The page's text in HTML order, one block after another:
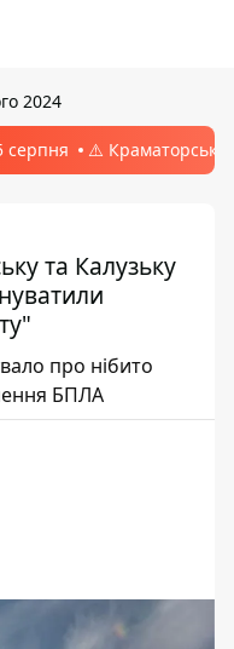
2024
серпня ⚠️ Краматорськ,
та Калузьку
про нібито
БПЛА